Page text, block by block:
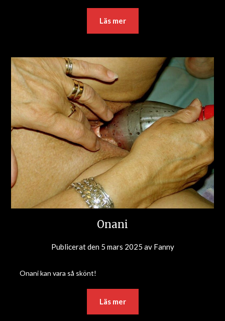
Läs mer
Onani
Publicerat den 5 mars 2025 av Fanny
Onani kan vara så skönt!
Läs mer